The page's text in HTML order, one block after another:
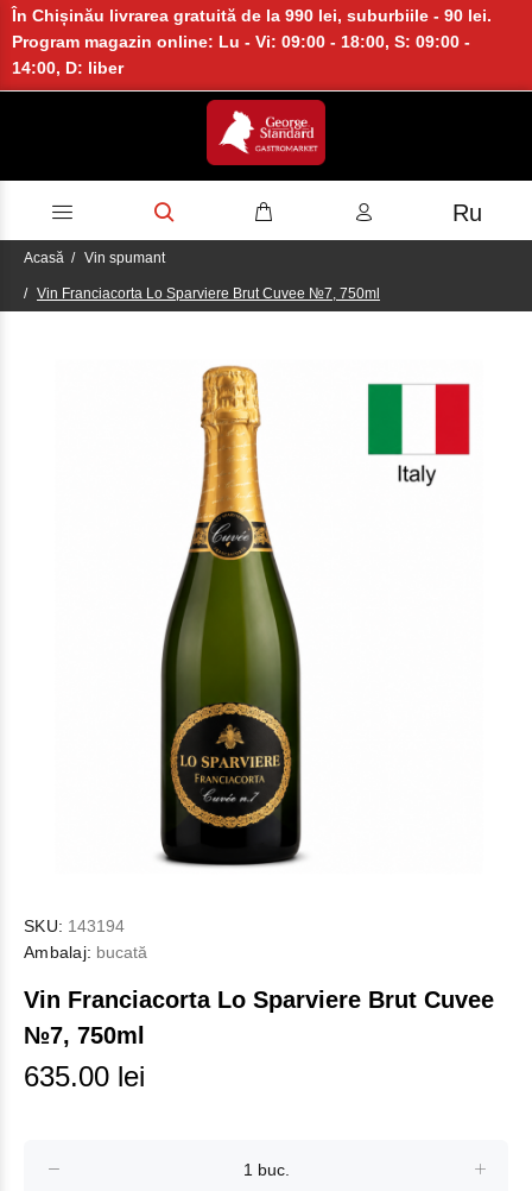
În Chișinău livrarea gratuită de la 990 lei, suburbiile - 90 lei.
Program magazin online: Lu - Vi: 09:00 - 18:00, S: 09:00 -
14:00, D: liber
Ru
Acasă Vin spumant
Vin Franciacorta Lo Sparviere Brut Cuvee №7, 750ml
SKU: 143194
Ambalaj: bucată
Vin Franciacorta Lo Sparviere Brut Cuvee
№7, 750ml
635.00 lei